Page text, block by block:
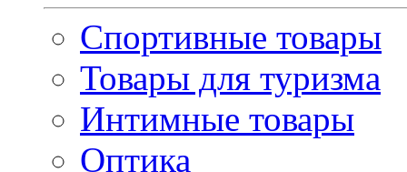
Спортивные товары
Товары для туризма
Интимные товары
Оптика